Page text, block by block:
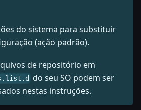
do sistema para substituir
(ação padrão).
de repositório em
do seu SO podem ser
nestas instruções.